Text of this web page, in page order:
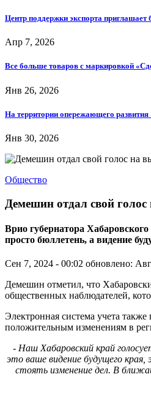
Центр поддержки экспорта приглашает
Апр 7, 2026
Все больше товаров с маркировкой
Янв 26, 2026
На территории опережающего
Янв 30, 2026
Общество
Демешин отдал свой
Врио губернатора
просто бюллетень, а видение
Сен 7, 2024 - 00:02 обновлено:
Демешин отметил, что
общественных наблюдателей,
Электронная система учета также
положительным изменениям в
- Наш Хабаровский край
это ваше видение будущего
стоять изменение дел. В